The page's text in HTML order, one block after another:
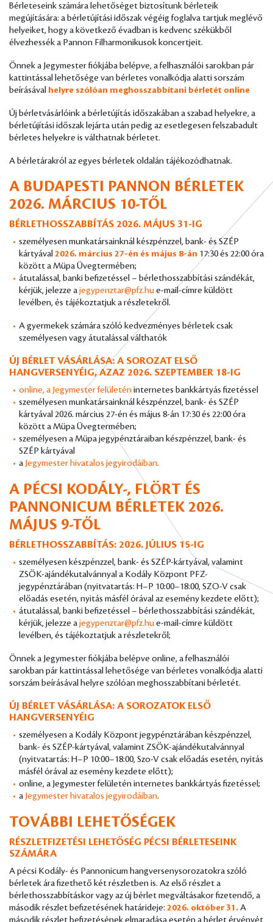
Bérleteseink számára lehetőséget biztosítunk bérleteik
megújítására: a bérletújítási időszak végéig foglalva tartjuk meglévő
helyeiket, hogy a következő évadban is kedvenc székükből
élvezhessék a Pannon Filharmonikusok koncertjeit.
Önnek a Jegymester fiókjába belépve, a felhasználói sarokban pár
kattintással lehetősége van bérletes vonalkódja alatti sorszám
beírásával helyre szólóan meghosszabbítani bérletét online
Új bérletvásárlóink a bérletújítás időszakában a szabad helyekre, a
bérletújítási időszak lejárta után pedig az esetlegesen felszabadult
bérletes helyekre is válthatnak bérletet.
A bérletárakról az egyes bérletek oldalán tájékozódhatnak.
A BUDAPESTI PANNON BÉRLETEK
2026. MÁRCIUS 10-TŐL
BÉRLETHOSSZABBÍTÁS 2026. MÁJUS 31-IG
személyesen munkatársainknál készpénzzel, bank- és SZÉP
kártyával2026. március 27-én és május 8-án 17:30 és 22:00 óra
között a Müpa Üvegtermében;
átutalással, banki befizetéssel – bérlethosszabbítási szándékát,
kérjük, jelezze ajegypenztar@pfz.hue-mail-címre küldött
levélben, és tájékoztatjuk a részletekről.
A gyermekek számára szóló kedvezményes bérletek csak
személyesen vagy átutalással válthatók
ÚJ BÉRLET VÁSÁRLÁSA: A SOROZAT ELSŐ
HANGVERSENYÉIG, AZAZ 2026. SZEPTEMBER 18-IG
online, a Jegymester felületéninternetes bankkártyás fizetéssel
személyesen munkatársainknál készpénzzel, bank- és SZÉP
kártyával 2026. március 27-én és május 8-án 17:30 és 22:00 óra
között a Müpa Üvegtermében;
személyesen a Müpa jegypénztáraiban készpénzzel, bank- és
SZÉP kártyával
a Jegymester hivatalos jegyirodáiban.
A PÉCSI KODÁLY-, FLÖRT ÉS
PANNONICUM BÉRLETEK 2026.
MÁJUS 9-TŐL
BÉRLETHOSSZABBÍTÁS: 2026. JÚLIUS 15-IG
személyesen készpénzzel, bank- és SZÉP-kártyával, valamint
ZSÖK-ajándékutalvánnyal a Kodály Központ PFZ-
jegypénztárában (nyitvatartás: H–P 10:00–18:00, SZO-V csak
előadás esetén, nyitás másfél órával az esemény kezdete előtt);
átutalással, banki befizetéssel – bérlethosszabbítási szándékát,
kérjük, jelezze ajegypenztar@pfz.hue-mail-címre küldött
levélben, és tájékoztatjuk a részletekről;
Önnek a Jegymester fiókjába belépve online, a felhasználói
sarokban pár kattintással lehetősége van bérletes vonalkódja alatti
sorszám beírásával helyre szólóan meghosszabbítani bérletét.
ÚJ BÉRLET VÁSÁRLÁSA: A SOROZATOK ELSŐ
HANGVERSENYÉIG
személyesen a Kodály Központ jegypénztárában készpénzzel,
bank- és SZÉP-kártyával, valamint ZSÖK-ajándékutalvánnyal
(nyitvatartás: H–P 10:00–18:00, Szo-V csak előadás esetén, nyitás
másfél órával az esemény kezdete előtt);
online, a Jegymester felületén internetes bankkártyás fizetéssel;
a Jegymester hivatalos jegyirodáiban.
TOVÁBBI LEHETŐSÉGEK
RÉSZLETFIZETÉSI LEHETŐSÉG PÉCSI BÉRLETESEINK
SZÁMÁRA
A pécsi Kodály- és Pannonicum hangversenysorozatokra szóló
bérletek ára fizethető két részletben is. Az első részlet a
bérlethosszabbításkor vagy az új bérlet megváltásakor fizetendő, a
második részlet befizetésének határideje: 2026. október 31.A
második részlet befizetésének elmaradása esetén a bérlet érvényét